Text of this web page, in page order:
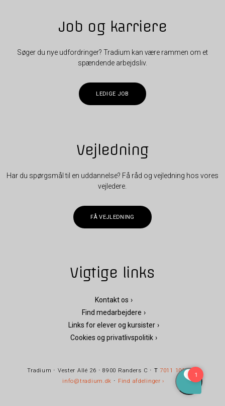
Job og karriere
Søger du nye udfordringer? Tradium kan være rammen om et
spændende arbejdsliv.
LEDIGE JOB
Vejledning
Har du spørgsmål til en uddannelse? Få råd og vejledning hos vores
vejledere.
FÅ VEJLEDNING
Vigtige links
Kontakt os
Find medarbejdere
Links for elever og kursister
Cookies og privatlivspolitik
Tradium ⋅ Vester Allé 26 ⋅ 8900 Randers C ⋅ T 7011 1010⋅
info@tradium.dk ⋅Find afdelinger